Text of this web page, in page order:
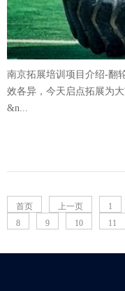
南京拓展培训项目介绍-
效各异，今天启点拓展为
&n...
首页 上一页 1
8
9 10 11